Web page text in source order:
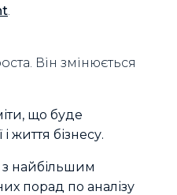
.
Він змінюється
що буде
життя бізнесу.
з найбільшим
порад по аналізу